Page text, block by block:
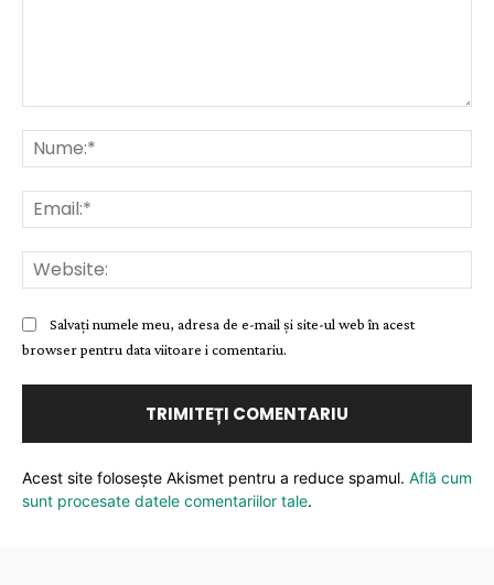
Salvați numele meu, adresa de e-mail și site-ul web în acest
browser pentru data viitoare i comentariu.
Acest site folosește Akismet pentru a reduce spamul. Află cum
sunt procesate datele comentariilor tale.